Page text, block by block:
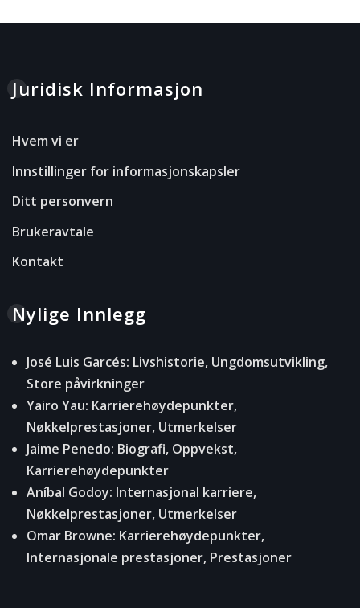
Juridisk Informasjon
Hvem vi er
Innstillinger for informasjonskapsler
Ditt personvern
Brukeravtale
Kontakt
Nylige Innlegg
José Luis Garcés: Livshistorie, Ungdomsutvikling,
Store påvirkninger
Yairo Yau: Karrierehøydepunkter,
Nøkkelprestasjoner, Utmerkelser
Jaime Penedo: Biografi, Oppvekst,
Karrierehøydepunkter
Aníbal Godoy: Internasjonal karriere,
Nøkkelprestasjoner, Utmerkelser
Omar Browne: Karrierehøydepunkter,
Internasjonale prestasjoner, Prestasjoner